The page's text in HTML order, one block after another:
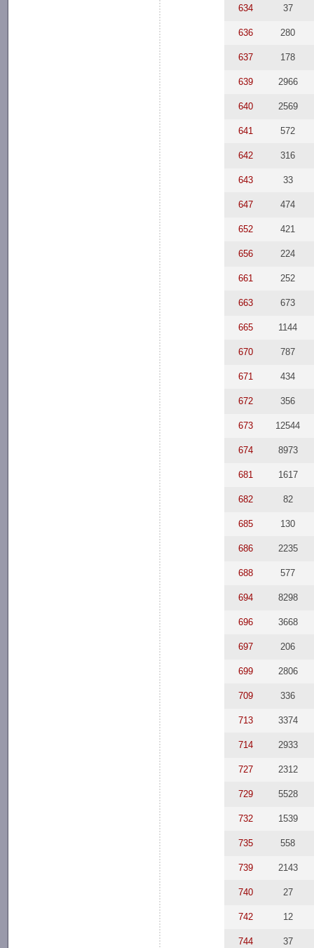
634 37
636 280
637 178
639 2966
640 2569
641 572
642 316
643 33
647 474
652 421
656 224
661 252
663 673
665 1144
670 787
671 434
672 356
673 12544
674 8973
681 1617
682 82
685 130
686 2235
688 577
694 8298
696 3668
697 206
699 2806
709 336
713 3374
714 2933
727 2312
729 5528
732 1539
735 558
739 2143
740 27
742 12
744 37